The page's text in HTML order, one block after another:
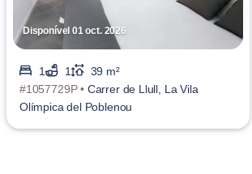
Disponível 01 oct. 2026
1 1
39 m²
#1057729P • Carrer de Llull, La Vila
Olímpica del Poblenou